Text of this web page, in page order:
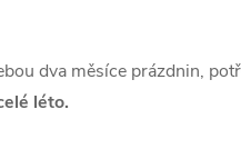
dva měsíce prázdnin,
léto.